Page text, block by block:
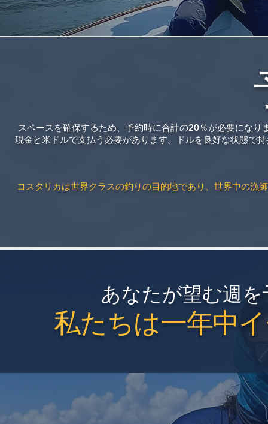
スペースを確保するため、予約時に合計の20％が必要にな
現金と米ドルで支払う必要があります。ドルを良好な状態で
コスタリカは世界クラスの釣りの目的地であり、世界中の漁
あなたが望む週
私たちは一年中